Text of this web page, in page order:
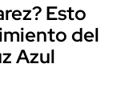
Esto
del
Azul